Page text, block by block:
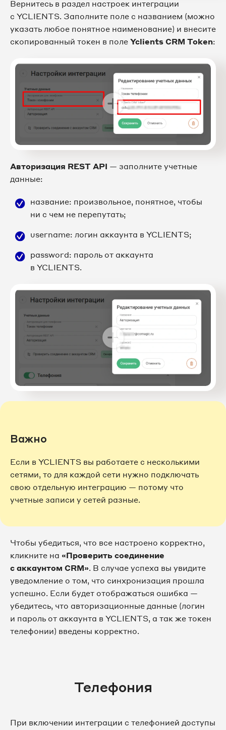
Вернитесь в раздел настроек интеграции
с YCLIENTS. Заполните поле с названием (можно
указать любое понятное наименование) и внесите
скопированный токен в поле Yclients CRM Token:
Авторизация REST API — заполните учетные
данные:
название: произвольное, понятное, чтобы
ни с чем не перепутать;
username: логин аккаунта в YCLIENTS;
password: пароль от аккаунта
в YCLIENTS.
Важно
Если в YCLIENTS вы работаете с несколькими
сетями, то для каждой сети нужно подключать
свою отдельную интеграцию — потому что
учетные записи у сетей разные.
Чтобы убедиться, что все настроено корректно,
кликните на «Проверить соединение
с аккаунтом CRM». В случае успеха вы увидите
уведомление о том, что синхронизация прошла
успешно. Если будет отображаться ошибка —
убедитесь, что авторизационные данные (логин
и пароль от аккаунта в YCLIENTS, а так же токен
телефонии) введены корректно.
Телефония
При включении интеграции с телефонией доступы